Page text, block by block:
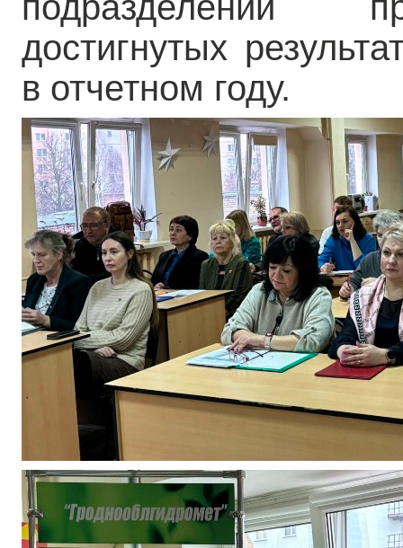
достигнутых
в отчетном году.